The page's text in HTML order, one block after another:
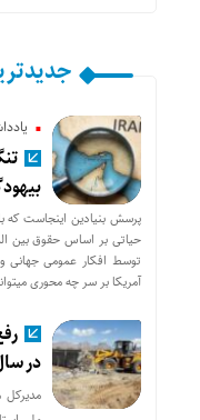
پرسش بنیادین اینجاست که
توسط افکار عمومی جهانی و
آمریکا بر سر چه محوری
در